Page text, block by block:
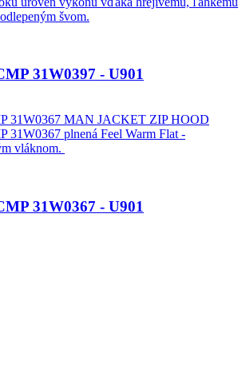
31W0397 - U901
31W0367 - U901